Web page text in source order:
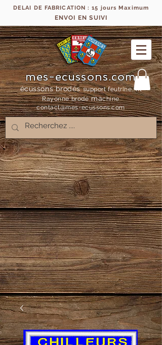
DELAI DE FABRICATION : 15 jours Maximum
ENVOI EN SUIVI
mes-ecussons.com
écussons brodés support feutrine, fil
Rayonne brodémachine
contact@mes-ecussons.com